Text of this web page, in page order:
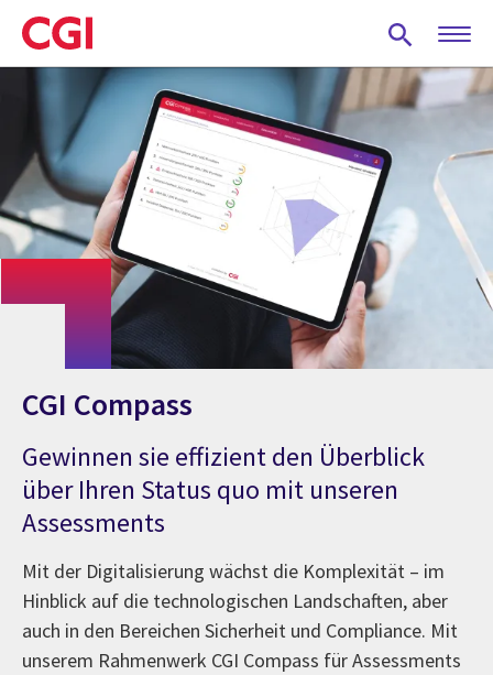
Skip
to
main
CGI Compass
Gewinnen sie effizient den Überblick
über Ihren Status quo mit unseren
Assessments
Mit der Digitalisierung wächst die Komplexität – im
Hinblick auf die technologischen Landschaften, aber
auch in den Bereichen Sicherheit und Compliance. Mit
unserem Rahmenwerk CGI Compass für Assessments